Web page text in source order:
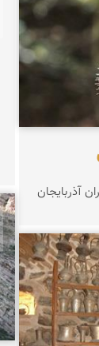
آذربایجان